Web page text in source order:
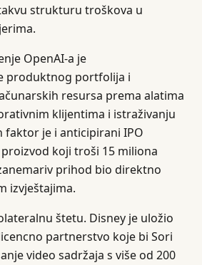
strukturu troškova u
OpenAI-a je
produktnog portfolija i
resursa prema alatima
klijentima i istraživanju
faktor je i anticipirani IPO
koji troši 15 miliona
prihod bio direktno
izvještajima.
štetu. Disney je uložio
partnerstvo koje bi Sori
video sadržaja s više od 200